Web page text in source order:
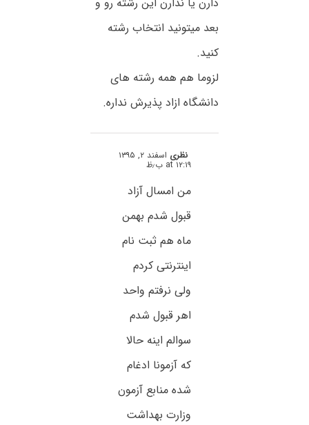
بعد میتونید انتخاب رشته
کنید.
لزوما هم همه رشته های
دانشگاه ازاد پذیرش نداره.
نظری اسفند ۲, ۱۳۹۵
at ۱۲:۱۹ ب٫ظ
من امسال آزاد
قبول شدم بهمن
ماه هم ثبت نام
اینترنتی کردم
ولی نرفتم واحد
اهر قبول شدم
سوالم اینه حالا
که آزمونا ادغام
شده منابع آزمون
وزارت بهداشت